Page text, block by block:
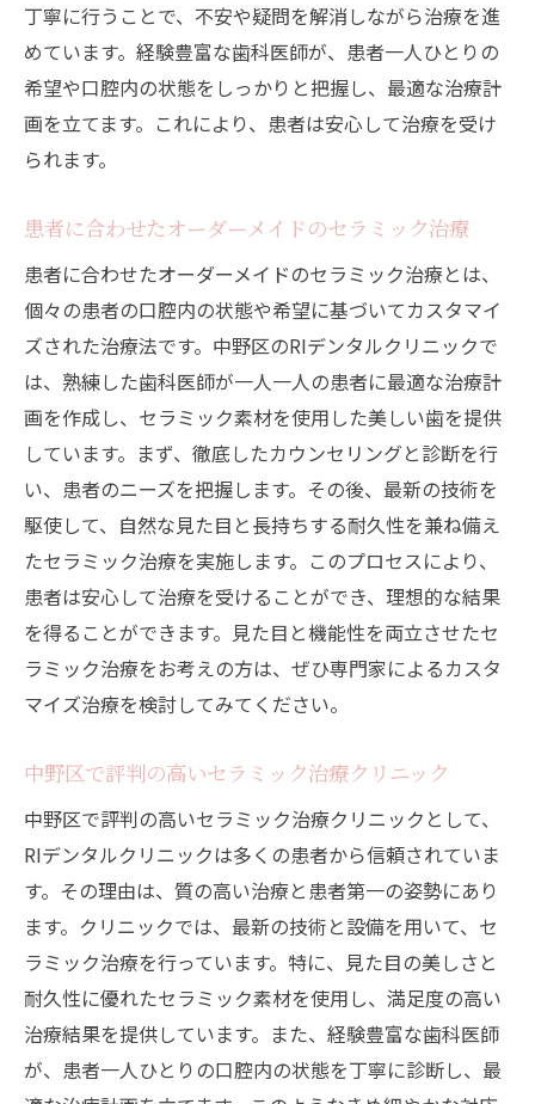
丁寧に行うことで、不安や疑問を解消しながら治療を進
めています。経験豊富な歯科医師が、患者一人ひとりの
希望や口腔内の状態をしっかりと把握し、最適な治療計
画を立てます。これにより、患者は安心して治療を受け
られます。
患者に合わせたオーダーメイドのセラミック治療
患者に合わせたオーダーメイドのセラミック治療とは、
個々の患者の口腔内の状態や希望に基づいてカスタマイ
ズされた治療法です。中野区のRIデンタルクリニックで
は、熟練した歯科医師が一人一人の患者に最適な治療計
画を作成し、セラミック素材を使用した美しい歯を提供
しています。まず、徹底したカウンセリングと診断を行
い、患者のニーズを把握します。その後、最新の技術を
駆使して、自然な見た目と長持ちする耐久性を兼ね備え
たセラミック治療を実施します。このプロセスにより、
患者は安心して治療を受けることができ、理想的な結果
を得ることができます。見た目と機能性を両立させたセ
ラミック治療をお考えの方は、ぜひ専門家によるカスタ
マイズ治療を検討してみてください。
中野区で評判の高いセラミック治療クリニック
中野区で評判の高いセラミック治療クリニックとして、
RIデンタルクリニックは多くの患者から信頼されていま
す。その理由は、質の高い治療と患者第一の姿勢にあり
ます。クリニックでは、最新の技術と設備を用いて、セ
ラミック治療を行っています。特に、見た目の美しさと
耐久性に優れたセラミック素材を使用し、満足度の高い
治療結果を提供しています。また、経験豊富な歯科医師
が、患者一人ひとりの口腔内の状態を丁寧に診断し、最